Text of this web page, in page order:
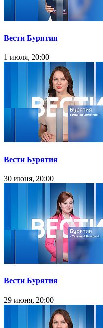
Вести Бурятия
1 июля, 20:00
Вести Бурятия
30 июня, 20:00
Вести Бурятия
29 июня, 20:00